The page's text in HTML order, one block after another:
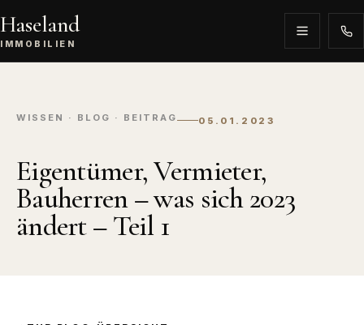
Haseland
IMMOBILIEN
WISSEN · BLOG · BEITRAG 05.01.2023
Eigentümer, Vermieter,
Bauherren – was sich 2023
ändert – Teil 1